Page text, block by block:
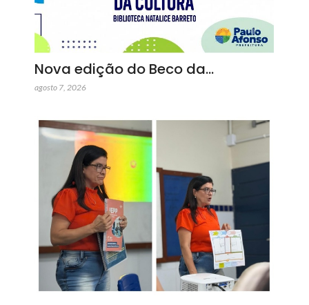
Nova edição do Beco da…
agosto 7, 2026